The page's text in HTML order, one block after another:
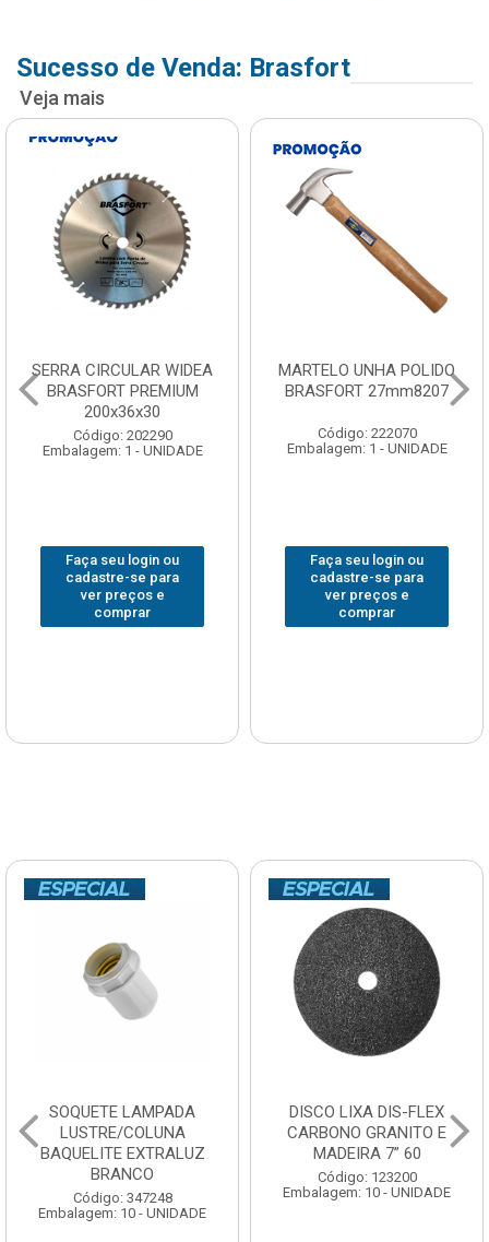
Sucesso de Venda: Brasfort
Veja mais
SERRA CIRCULAR WIDEA
BRASFORT PREMIUM
200x36x30
Código: 202290
Embalagem: 1 - UNIDADE
Faça seu login ou
cadastre-se para
ver preços e
comprar
MARTELO UNHA POLIDO
BRASFORT 27mm8207
Código: 222070
Embalagem: 1 - UNIDADE
Faça seu login ou
cadastre-se para
ver preços e
comprar
SOQUETE LAMPADA
LUSTRE/COLUNA
BAQUELITE EXTRALUZ
BRANCO
Código: 347248
Embalagem: 10 - UNIDADE
DISCO LIXA DIS-FLEX
CARBONO GRANITO E
MADEIRA 7” 60
Código: 123200
Embalagem: 10 - UNIDADE